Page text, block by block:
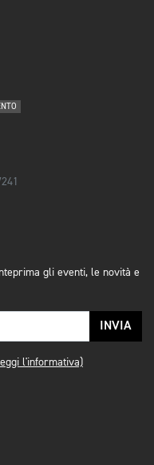
gli eventi, le novità e
INVIA
l'informativa)